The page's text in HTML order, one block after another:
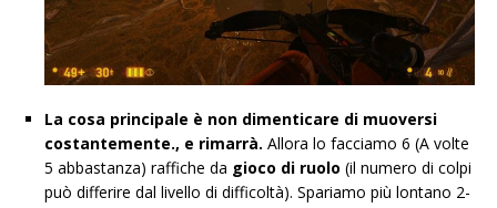
La cosa principale è non dimenticare di muoversi
costantemente., e rimarrà. Allora lo facciamo 6 (A volte
5 abbastanza) raffiche da gioco di ruolo (il numero di colpi
può differire dal livello di difficoltà). Spariamo più lontano 2-